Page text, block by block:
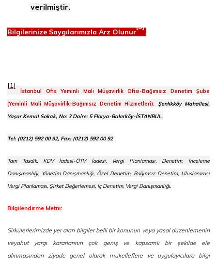
verilmiştir.
Bilgilerinize Saygılarımızla Arz Olunur
[3]
.
[1]
İstanbul Ofis Yeminli Mali Müşavirlik Ofisi-Bağımsız Denetim Şube
(Yeminli Mali Müşavirlik-Bağımsız Denetim Hizmetleri):
Şenlikköy Mahallesi,
Yaşar Kemal Sokak, No: 3 Daire: 5 Florya-Bakırköy-İSTANBUL,
Tel: (0212) 592 00 92, Fax: (0212) 592 00 92
Tam Tasdik, KDV İadesi-ÖTV İadesi, Vergi Planlaması, Denetim, İnceleme
Danışmanlığı, Yönetim Danışmanlığı, Özel Denetim, Bağımsız Denetim, Uluslararası
Vergi Planlaması, Şirket Değerlemesi, İç Denetim, Vergi Danışmanlığı.
Bilgilendirme Metni:
Sirkülerlerimizde yer alan bilgiler belli bir konunun veya yasal düzenlemenin
veyahut yargı kararlarının çok geniş ve kapsamlı bir şekilde ele
alınmasından ziyade genel olarak mükelleflere ve uygulayıcılara bilgi